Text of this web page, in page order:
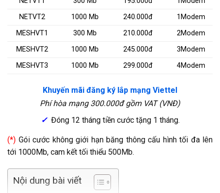
NETVT2
1000 Mb 240.000đ
1Modem
MESHVT1
300 Mb 210.000đ
2Modem
MESHVT2
1000 Mb 245.000đ
3Modem
MESHVT3
1000 Mb 299.000đ 4Modem
Khuyến mãi đăng ký lắp mạng Viettel
Phí hòa mạng 300.000đ gồm VAT (VNĐ)
✓ Đóng 12 tháng tiền cước tặng 1 tháng.
(*) Gói cước không giới hạn băng thông cấu hình tối đa lên
tới 1000Mb, cam kết tối thiểu 500Mb.
Nội dung bài viết